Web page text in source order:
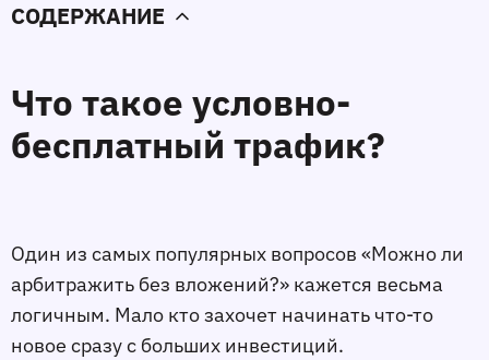
СОДЕРЖАНИЕ
Что такое условно-
бесплатный трафик?
Один из самых популярных вопросов «Можно ли
арбитражить без вложений?» кажется весьма
логичным. Мало кто захочет начинать что-то
новое сразу с больших инвестиций.